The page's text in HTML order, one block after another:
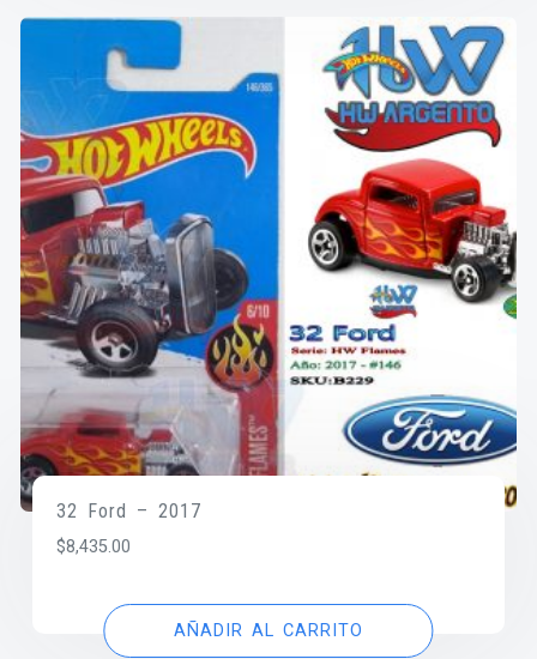
32 Ford – 2017
$8,435.00
AÑADIR AL CARRITO